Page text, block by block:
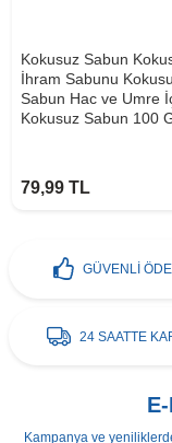
Kokusuz Sabun
İhram Sabunu
Sabun Hac ve Umre
Kokusuz Sabun 100
79,99 TL
GÜVENLİ
24 SAATTE
Kampanya ve